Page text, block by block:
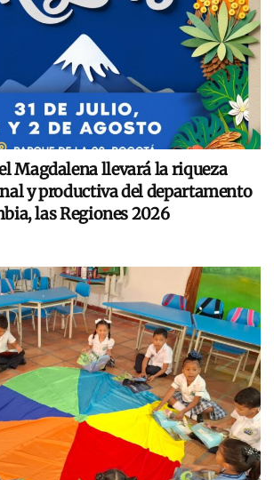
Magdalena llevará la riqueza
y productiva del departamento
las Regiones 2026